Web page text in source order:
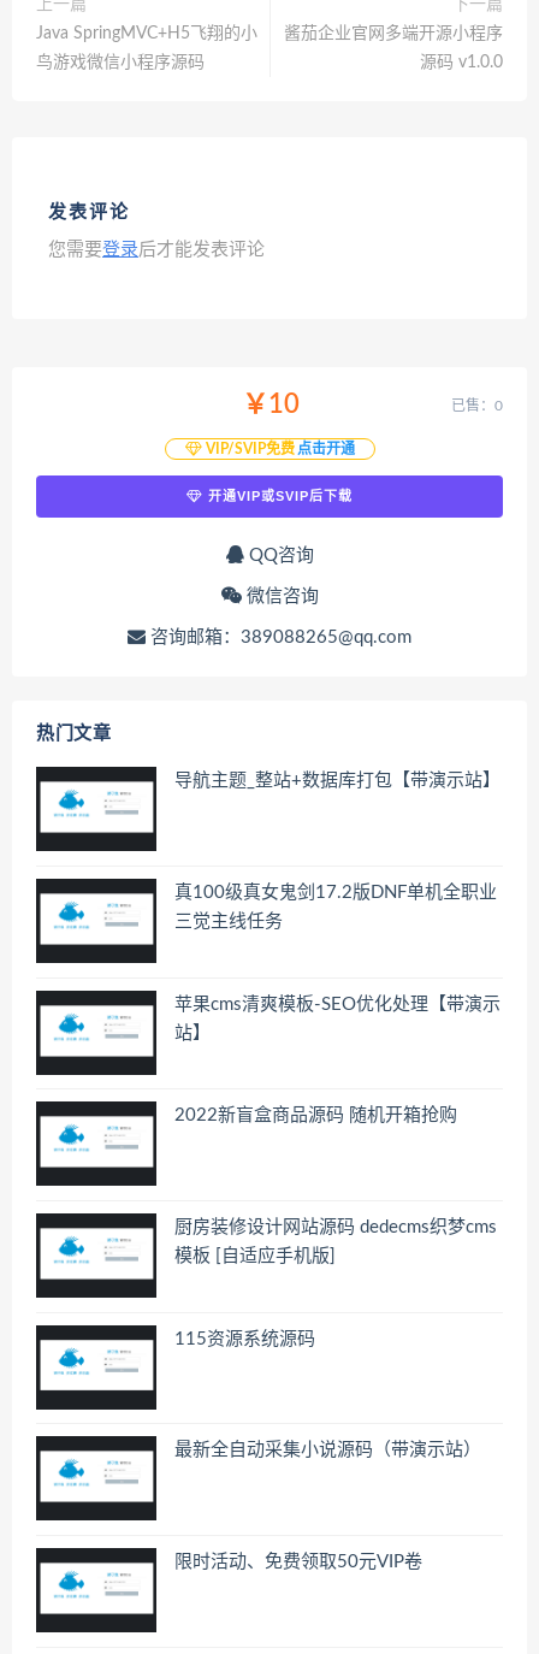
上一篇
Java SpringMVC+H5飞翔的小
鸟游戏微信小程序源码
下一篇
酱茄企业官网多端开源小程序
源码 v1.0.0
发表评论
您需要登录后才能发表评论
￥10
VIP/SVIP免费 点击开通
已售：0
开通VIP或SVIP后下载
QQ咨询
微信咨询
咨询邮箱：389088265@qq.com
热门文章
导航主题_整站+数据库打包【带演示站】
真100级真女鬼剑17.2版DNF单机全职业
三觉主线任务
苹果cms清爽模板-SEO优化处理【带演示
站】
2022新盲盒商品源码 随机开箱抢购
厨房装修设计网站源码 dedecms织梦cms
模板 [自适应手机版]
115资源系统源码
最新全自动采集小说源码（带演示站）
限时活动、免费领取50元VIP卷